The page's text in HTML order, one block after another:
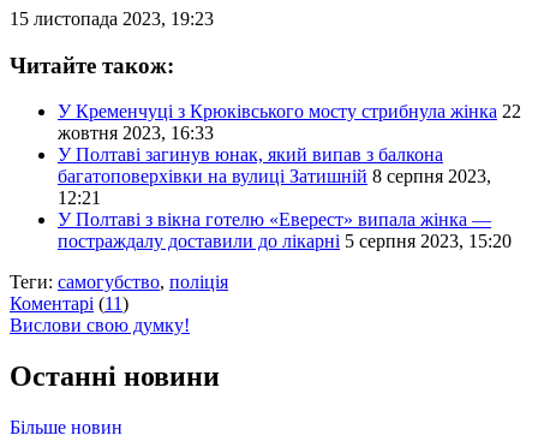
15 листопада 2023, 19:23
Читайте також:
У Кременчуці з Крюківського мосту стрибнула жінка 22
жовтня 2023, 16:33
У Полтаві загинув юнак, який випав з балкона
багатоповерхівки на вулиці Затишній 8 серпня 2023,
12:21
У Полтаві з вікна готелю «Еверест» випала жінка —
постраждалу доставили до лікарні 5 серпня 2023, 15:20
Теги: самогубство, поліція
Коментарі (11)
Вислови свою думку!
Останні новини
Більше новин